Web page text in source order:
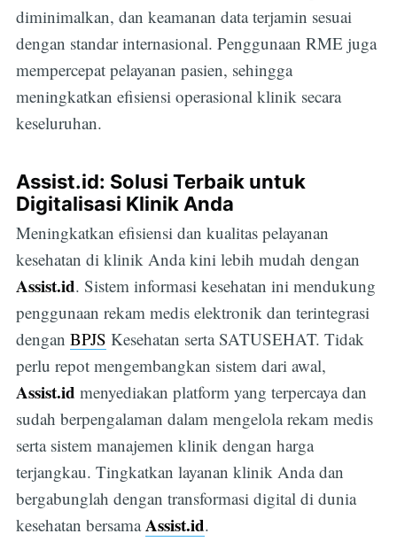
diminimalkan, dan keamanan data terjamin sesuai
dengan standar internasional. Penggunaan RME juga
mempercepat pelayanan pasien, sehingga
meningkatkan efisiensi operasional klinik secara
keseluruhan.
Assist.id: Solusi Terbaik untuk
Digitalisasi Klinik Anda
Meningkatkan efisiensi dan kualitas pelayanan
kesehatan di klinik Anda kini lebih mudah dengan
Assist.id. Sistem informasi kesehatan ini mendukung
penggunaan rekam medis elektronik dan terintegrasi
dengan BPJS Kesehatan serta SATUSEHAT. Tidak
perlu repot mengembangkan sistem dari awal,
Assist.id menyediakan platform yang terpercaya dan
sudah berpengalaman dalam mengelola rekam medis
serta sistem manajemen klinik dengan harga
terjangkau. Tingkatkan layanan klinik Anda dan
bergabunglah dengan transformasi digital di dunia
kesehatan bersamaAssist.id.